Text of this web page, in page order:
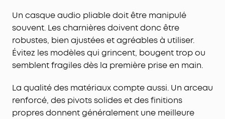
Un casque audio pliable doit être manipulé
souvent. Les charnières doivent donc être
robustes, bien ajustées et agréables à utiliser.
Évitez les modèles qui grincent, bougent trop ou
semblent fragiles dès la première prise en main.
La qualité des matériaux compte aussi. Un arceau
renforcé, des pivots solides et des finitions
propres donnent généralement une meilleure